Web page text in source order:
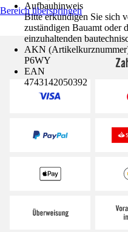
Aufbauhinweis
Bitte erkundigen Sie sich
zuständigen Bauamt oder
einzuhaltenden
AKN
P6WY
EAN
4743142050392
Bereich überspringen